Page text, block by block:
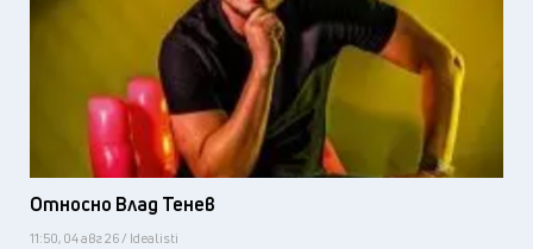
Относно Влад Тенев
11:50, 04 авг 26 / Idealisti